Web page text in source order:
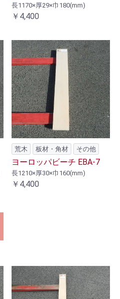
長1170×厚29×巾180(mm)
￥4,400
荒木 板材・角材 その他
ヨーロッパビーチ EBA-7
長1210×厚30×巾160(mm)
￥4,400